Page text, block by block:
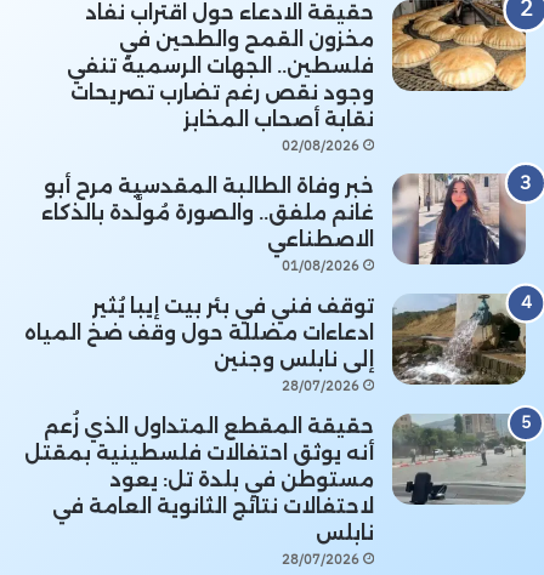
حقيقة الادعاء حول اقتراب نفاد
مخزون القمح والطحين في
فلسطين.. الجهات الرسمية تنفي
وجود نقص رغم تضارب تصريحات
نقابة أصحاب المخابز
02/08/2026
خبر وفاة الطالبة المقدسية مرح أبو
غانم ملفق.. والصورة مُولَّدة بالذكاء
الاصطناعي
01/08/2026
توقف فني في بئر بيت إيبا يُثير
ادعاءات مضللة حول وقف ضخ المياه
إلى نابلس وجنين
28/07/2026
حقيقة المقطع المتداول الذي زُعم
أنه يوثق احتفالات فلسطينية بمقتل
مستوطن في بلدة تل: يعود
لاحتفالات نتائج الثانوية العامة في
نابلس
28/07/2026